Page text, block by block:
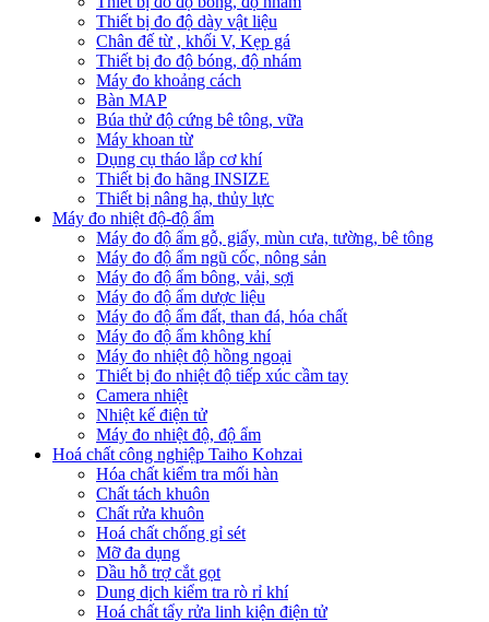
Thiết bị đo độ dày vật liệu
Chân đế từ , khối V, Kẹp gá
Thiết bị đo độ bóng, độ nhám
Máy đo khoảng cách
Bàn MAP
Búa thử độ cứng bê tông, vữa
Máy khoan từ
Dụng cụ tháo lắp cơ khí
Thiết bị đo hãng INSIZE
Thiết bị nâng hạ, thủy lực
Máy đo nhiệt độ-độ ẩm
Máy đo độ ẩm gỗ, giấy, mùn cưa, tường, bê tông
Máy đo độ ẩm ngũ cốc, nông sản
Máy đo độ ẩm bông, vải, sợi
Máy đo độ ẩm dược liệu
Máy đo độ ẩm đất, than đá, hóa chất
Máy đo độ ẩm không khí
Máy đo nhiệt độ hồng ngoại
Thiết bị đo nhiệt độ tiếp xúc cầm tay
Camera nhiệt
Nhiệt kế điện tử
Máy đo nhiệt độ, độ ẩm
Hoá chất công nghiệp Taiho Kohzai
Hóa chất kiểm tra mối hàn
Chất tách khuôn
Chất rửa khuôn
Hoá chất chống gỉ sét
Mỡ đa dụng
Dầu hỗ trợ cắt gọt
Dung dịch kiểm tra rò rỉ khí
Hoá chất tẩy rửa linh kiện điện tử